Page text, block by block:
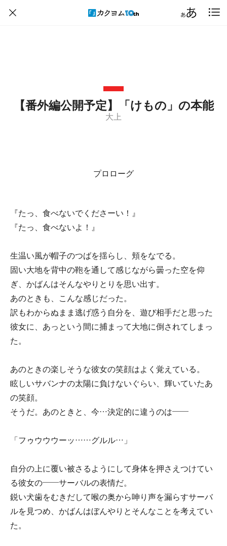
【番外編公開予定】「けもの」の本能
大上
プロローグ
『たっ、食べないでくださーい！』
『たっ、食べないよ！』
生温い風が帽子のつばを揺らし、頬をなでる。
固い大地を背中の鞄を通して感じながら曇った空を仰
ぎ、かばんはそんなやりとりを思い出す。
あのときも、こんな感じだった。
訳もわからぬまま逃げ惑う自分を、遊び相手だと思った
彼女に、あっという間に捕まって大地に倒されてしまっ
た。
あのときの楽しそうな彼女の笑顔はよく覚えている。
眩しいサバンナの太陽に負けないぐらい、輝いていたあ
の笑顔。
そうだ。あのときと、今…決定的に違うのは――
「フゥウウウーッ……グルル…」
自分の上に覆い被さるようにして身体を押さえつけてい
る彼女の――サーバルの表情だ。
鋭い犬歯をむきだして喉の奥から呻り声を漏らすサーバ
ルを見つめ、かばんはぼんやりとそんなことを考えてい
た。